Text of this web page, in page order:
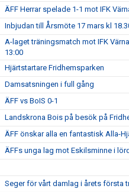
ÄFF Herrar spelade 1-1 mot IFK
Inbjudan till Årsmöte 17 mars kl
A-laget träningsmatch mot IFK
13:00
Hjärtstartare Fridhemsparken
Damsatsningen i full gång
ÄFF vs BoIS 0-1
Landskrona Bois på besök på
ÄFF önskar alla en fantastisk Alla-
ÄFFs unga lag mot Eskilsminne i
Seger för vårt damlag i årets första